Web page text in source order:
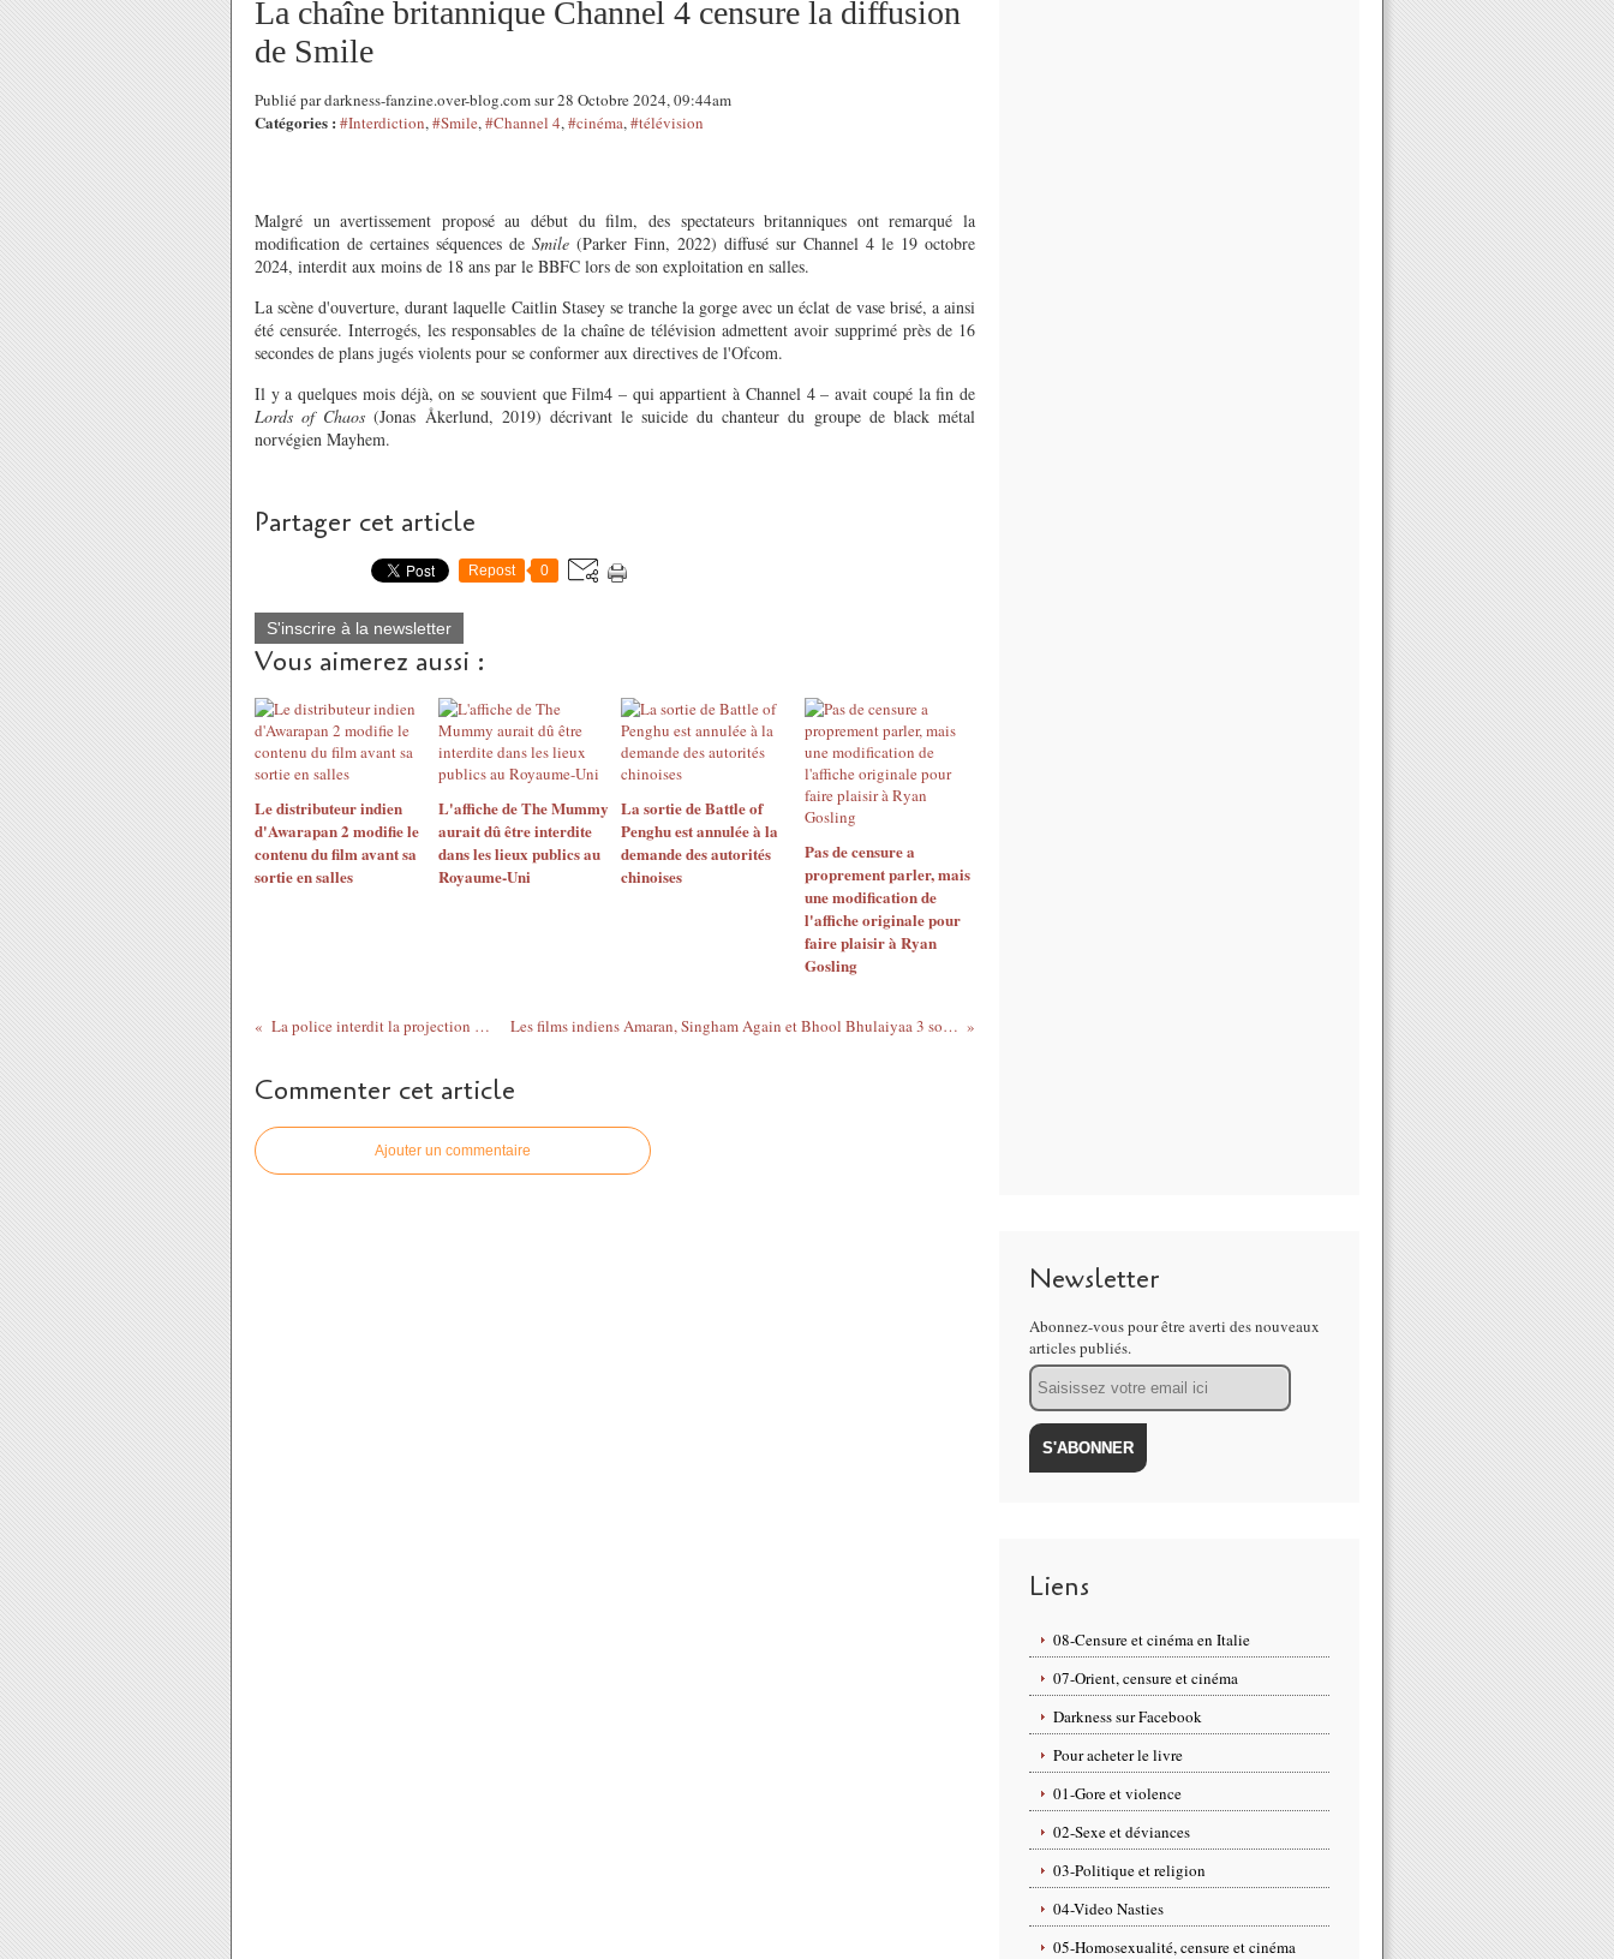
La chaîne britannique Channel 4 censure la diffusion
de Smile
Publié par darkness-fanzine.over-blog.com sur 28 Octobre 2024, 09:44am
Catégories : #Interdiction,#Smile,#Channel 4,#cinéma,#télévision
Malgré un avertissement proposé au début du film, des spectateurs britanniques ont remarqué la
modification de certaines séquences de Smile (Parker Finn, 2022) diffusé sur Channel 4 le 19 octobre
2024, interdit aux moins de 18 ans par le BBFC lors de son exploitation en salles.
La scène d'ouverture, durant laquelle Caitlin Stasey se tranche la gorge avec un éclat de vase brisé, a ainsi
été censurée. Interrogés, les responsables de la chaîne de télévision admettent avoir supprimé près de 16
secondes de plans jugés violents pour se conformer aux directives de l'Ofcom.
Il y a quelques mois déjà, on se souvient que Film4 – qui appartient à Channel 4 – avait coupé la fin de
LordsofChaos (Jonas Åkerlund, 2019) décrivant le suicide du chanteur du groupe de black métal
norvégien Mayhem.
Partager cet article
Repost 0
S'inscrire à la newsletter
Vous aimerez aussi :
Le distributeur indien
d'Awarapan 2 modifie le
contenu du film avant sa
sortie en salles
L'affiche de The Mummy
aurait dû être interdite
dans les lieux publics au
Royaume-Uni
La sortie de Battle of
Penghu est annulée à la
demande des autorités
chinoises
Pas de censure a
proprement parler, mais
une modification de
l'affiche originale pour
faire plaisir à Ryan
Gosling
La police interdit la projection de Lyd à Tel Aviv Les films indiens Amaran, Singham Again et Bhool Bhulaiyaa 3 sont interdits en Arabie Saoudite
Commenter cet article
Ajouter un commentaire
Newsletter
Abonnez-vous pour être averti des nouveaux
articles publiés.
Email
Liens
08-Censure et cinéma en Italie
07-Orient, censure et cinéma
Darkness sur Facebook
Pour acheter le livre
01-Gore et violence
02-Sexe et déviances
03-Politique et religion
04-Video Nasties
05-Homosexualité, censure et cinéma